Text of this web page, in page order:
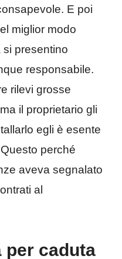
E poi
miglior modo
presentino
responsabile.
rilevi grosse
il proprietario gli
egli è esente
perché
aveva segnalato
al
per caduta